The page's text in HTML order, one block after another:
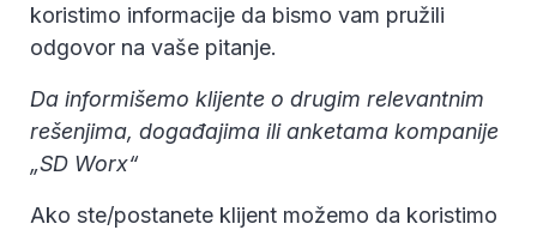
koristimo informacije da bismo vam pružili
odgovor na vaše pitanje.
Da informišemo klijente o drugim relevantnim
rešenjima, događajima ili anketama kompanije
„SD Worx“
Ako ste/postanete klijent možemo da koristimo